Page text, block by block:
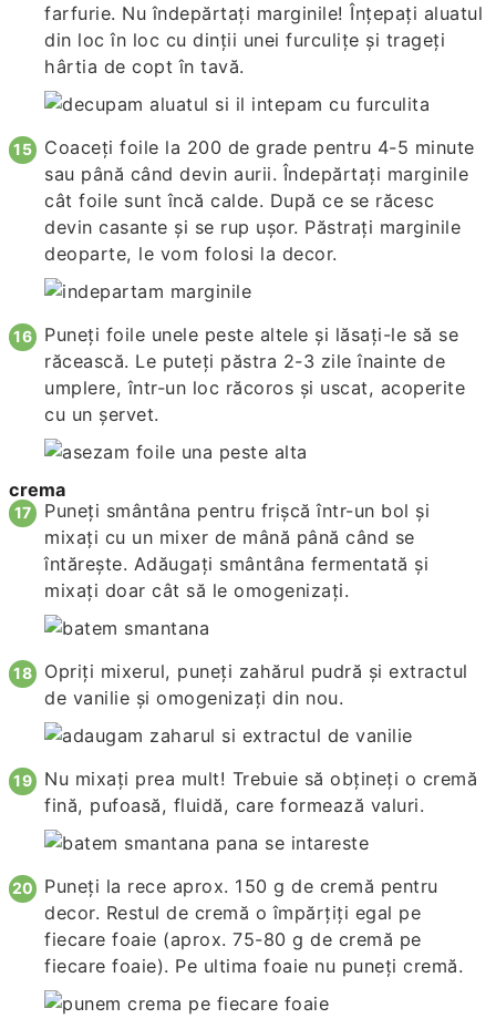
farfurie. Nu îndepărtați marginile! Înțepați aluatul
din loc în loc cu dinții unei furculițe și trageți
hârtia de copt în tavă.
Coaceți foile la 200 de grade pentru 4-5 minute
sau până când devin aurii. Îndepărtați marginile
cât foile sunt încă calde. După ce se răcesc
devin casante și se rup ușor. Păstrați marginile
deoparte, le vom folosi la decor.
Puneți foile unele peste altele și lăsați-le să se
răcească. Le puteți păstra 2-3 zile înainte de
umplere, într-un loc răcoros și uscat, acoperite
cu un șervet.
crema
Puneți smântâna pentru frișcă într-un bol și
mixați cu un mixer de mână până când se
întărește. Adăugați smântâna fermentată și
mixați doar cât să le omogenizați.
Opriți mixerul, puneți zahărul pudră și extractul
de vanilie și omogenizați din nou.
Nu mixați prea mult! Trebuie să obțineți o cremă
fină, pufoasă, fluidă, care formează valuri.
Puneți la rece aprox. 150 g de cremă pentru
decor. Restul de cremă o împărțiți egal pe
fiecare foaie (aprox. 75-80 g de cremă pe
fiecare foaie). Pe ultima foaie nu puneți cremă.